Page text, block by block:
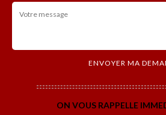
ON VOUS RAPPELLE